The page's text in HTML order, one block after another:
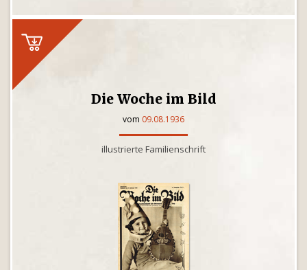
Die Woche im Bild
vom 09.08.1936
illustrierte Familienschrift